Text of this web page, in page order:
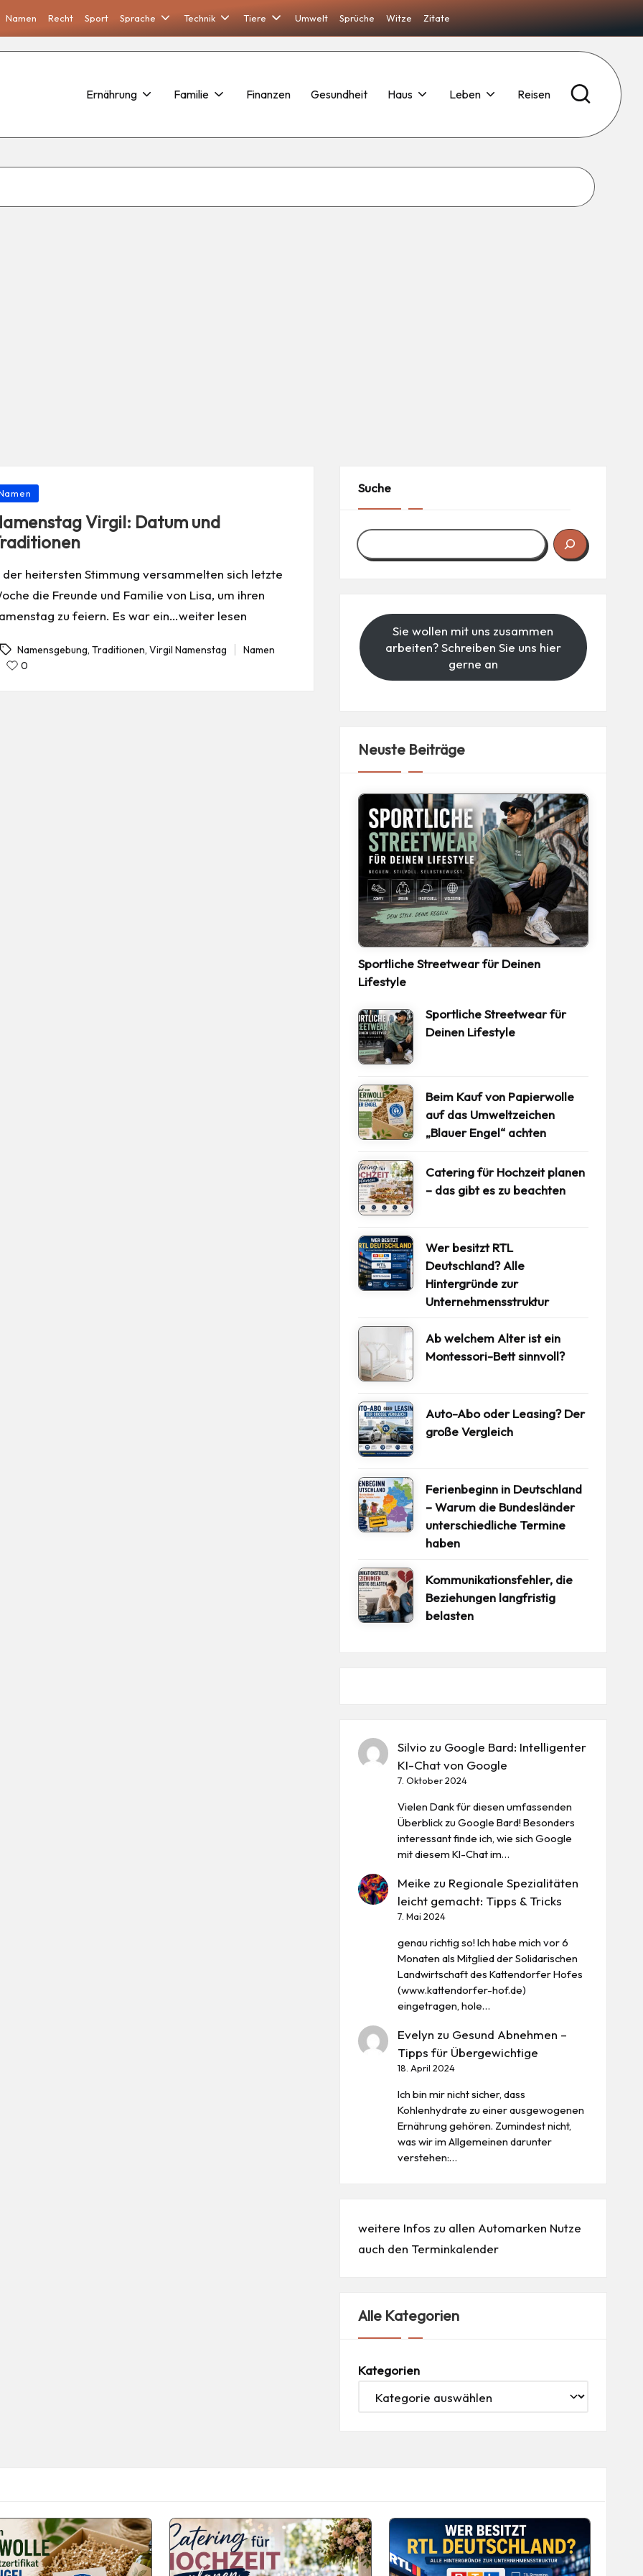
Namen Recht Sport Sprache Technik Tiere Umwelt Sprüche Witze Zitate
Ernährung Familie Finanzen Gesundheit Haus Leben Reisen
Virgil: Datum und
der heitersten Stimmung versammelten sich letzte
die Freunde und Familie von Lisa, um ihren
zu feiern. Es war ein…weiter lesen
Namensgebung, Traditionen, Virgil Namenstag
Posted
Namen
0
Suche
Sie wollen mit uns zusammen
arbeiten? Schreiben Sie uns hier
gerne an
Neuste Beiträge
Sportliche Streetwear für Deinen
Lifestyle
Sportliche Streetwear für
Deinen Lifestyle
Beim Kauf von Papierwolle
auf das Umweltzeichen
„Blauer Engel“ achten
Catering für Hochzeit planen
– das gibt es zu beachten
Wer besitzt RTL
Deutschland? Alle
Hintergründe zur
Unternehmensstruktur
Ab welchem Alter ist ein
Montessori-Bett sinnvoll?
Auto-Abo oder Leasing? Der
große Vergleich
Ferienbeginn in Deutschland
– Warum die Bundesländer
unterschiedliche Termine
haben
Kommunikationsfehler, die
Beziehungen langfristig
belasten
Silvio zu Google Bard: Intelligenter
KI-Chat von Google
7. Oktober 2024
Vielen Dank für diesen umfassenden
Überblick zu Google Bard! Besonders
interessant finde ich, wie sich Google
mit diesem KI-Chat im…
Meike zu Regionale Spezialitäten
leicht gemacht: Tipps & Tricks
7. Mai 2024
genau richtig so! Ich habe mich vor 6
Monaten als Mitglied der Solidarischen
Landwirtschaft des Kattendorfer Hofes
(www.kattendorfer-hof.de)
eingetragen, hole…
Evelyn zu Gesund Abnehmen –
Tipps für Übergewichtige
18. April 2024
Ich bin mir nicht sicher, dass
Kohlenhydrate zu einer ausgewogenen
Ernährung gehören. Zumindest nicht,
was wir im Allgemeinen darunter
verstehen:…
weitere Infos zu allen Automarken Nutze
auch den Terminkalender
Alle Kategorien
Kategorien